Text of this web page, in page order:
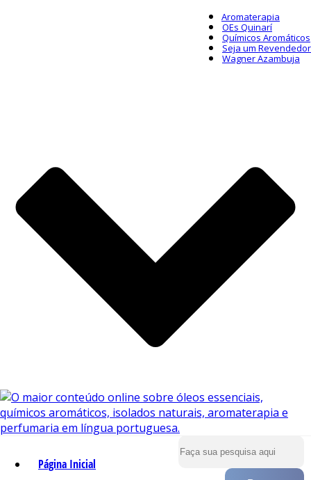
Aromaterapia
OEs Quinarí
Químicos Aromáticos
Seja um Revendedor
Wagner Azambuja
Página Inicial